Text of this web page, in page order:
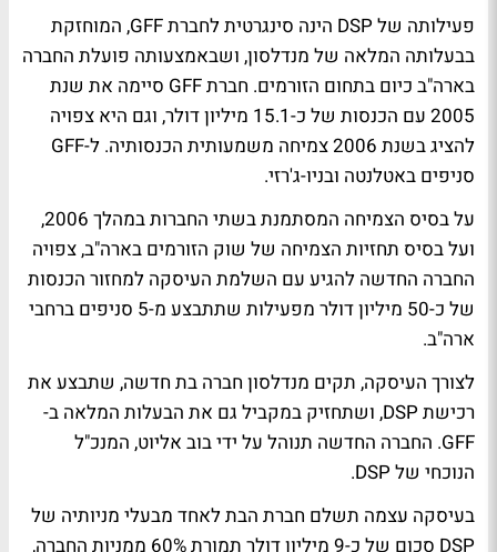
פעילותה של DSP הינה סינגרטית לחברת GFF, המוחזקת
בבעלותה המלאה של מנדלסון, ושבאמצעותה פועלת החברה
בארה"ב כיום בתחום הזורמים. חברת GFF סיימה את שנת
2005 עם הכנסות של כ-15.1 מיליון דולר, וגם היא צפויה
להציג בשנת 2006 צמיחה משמעותית הכנסותיה. ל-GFF
סניפים באטלנטה ובניו-ג'רזי.
על בסיס הצמיחה המסתמנת בשתי החברות במהלך 2006,
ועל בסיס תחזיות הצמיחה של שוק הזורמים בארה"ב, צפויה
החברה החדשה להגיע עם השלמת העיסקה למחזור הכנסות
של כ-50 מיליון דולר מפעילות שתתבצע מ-5 סניפים ברחבי
ארה"ב.
לצורך העיסקה, תקים מנדלסון חברה בת חדשה, שתבצע את
רכישת DSP, ושתחזיק במקביל גם את הבעלות המלאה ב-
GFF. החברה החדשה תנוהל על ידי בוב אליוט, המנכ"ל
הנוכחי של DSP.
בעיסקה עצמה תשלם חברת הבת לאחד מבעלי מניותיה של
DSP סכום של כ-9 מיליון דולר תמורת 60% ממניות החברה,